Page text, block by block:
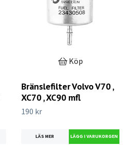
Köp
Bränslefilter Volvo V70 ,
XC70 , XC90 mfl
190 kr
LÄS MER